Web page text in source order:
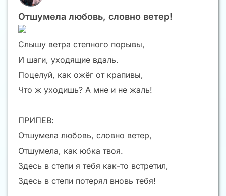
Отшумела любовь, словно ветер!
Слышу ветра степного порывы,
И шаги, уходящие вдаль.
Поцелуй, как ожёг от крапивы,
Что ж уходишь? А мне и не жаль!
ПРИПЕВ:
Отшумела любовь, словно ветер,
Отшумела, как юбка твоя.
Здесь в степи я тебя как-то встретил,
Здесь в степи потерял вновь тебя!